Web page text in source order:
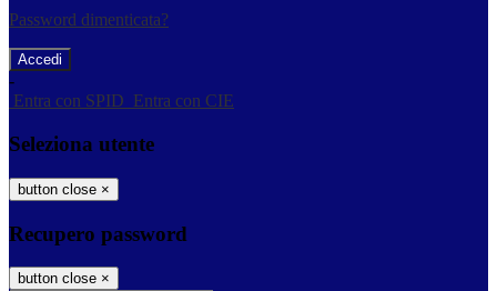
Password dimenticata?
-
Entra con SPID Entra con CIE
Seleziona utente
button close ×
Recupero password
button close ×